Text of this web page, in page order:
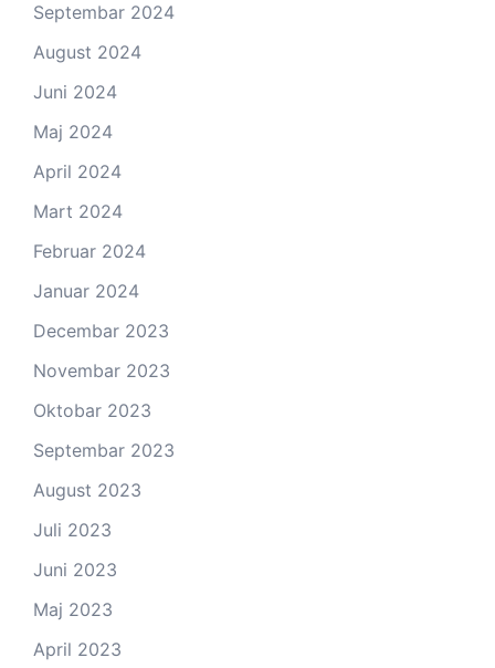
Septembar 2024
August 2024
Juni 2024
Maj 2024
April 2024
Mart 2024
Februar 2024
Januar 2024
Decembar 2023
Novembar 2023
Oktobar 2023
Septembar 2023
August 2023
Juli 2023
Juni 2023
Maj 2023
April 2023